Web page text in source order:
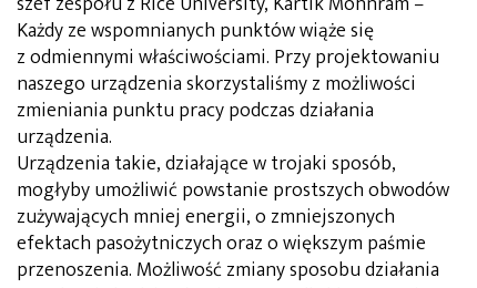
Każdy ze wspomnianych punktów wiąże się
z odmiennymi właściwościami. Przy projektowaniu
naszego urządzenia skorzystaliśmy z możliwości
zmieniania punktu pracy podczas działania
urządzenia.
Urządzenia takie, działające w trojaki sposób,
mogłyby umożliwić powstanie prostszych obwodów
zużywających mniej energii, o zmniejszonych
efektach pasożytniczych oraz o większym paśmie
przenoszenia. Możliwość zmiany sposobu działania